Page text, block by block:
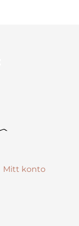
Mitt konto